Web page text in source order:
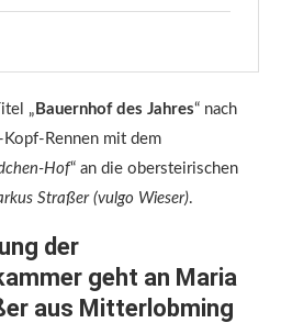
„ Bauernhof des Jahres“ nach
Rennen mit dem
Hof“ an die obersteirischen
Straßer (vulgo Wieser).
der
geht an Maria
aus Mitterlobming